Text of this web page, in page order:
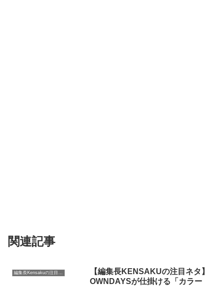
関連記事
編集長Kensakuの注目ネタ
【編集長KENSAKUの注目ネタ】
OWNDAYSが仕掛ける「カラー